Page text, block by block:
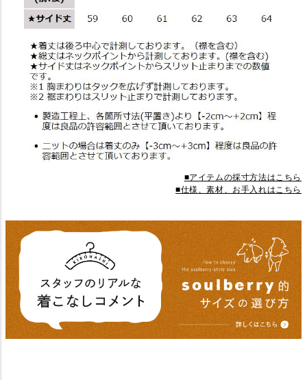
■アイテムの採寸方法はこちら
■仕様、素材、お手入れはこちら